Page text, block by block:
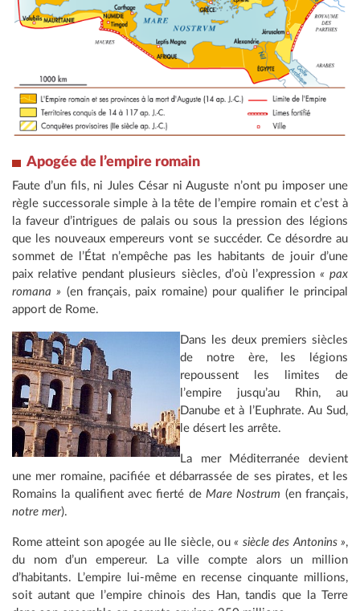
Apogée de l’empire romain
Faute d’un fils, ni Jules César ni Auguste n’ont pu imposer une
règle successorale simple à la tête de l’empire romain et c’est à
la faveur d’intrigues de palais ou sous la pression des légions
que les nouveaux empereurs vont se succéder. Ce désordre au
sommet de l’État n’empêche pas les habitants de jouir d’une
paix relative pendant plusieurs siècles, d’où l’expression « pax
romana » (en français, paix romaine) pour qualifier le principal
apport de Rome.
Dans les deux premiers siècles
de notre ère, les légions
repoussent les limites de
l’empire jusqu’au Rhin, au
Danube et à l’Euphrate. Au Sud,
le désert les arrête.
La mer Méditerranée devient
une mer romaine, pacifiée et débarrassée de ses pirates, et les
Romains la qualifient avec fierté de Mare Nostrum (en français,
notre mer).
Rome atteint son apogée au IIe siècle, ou« siècle des Antonins »,
du nom d’un empereur. La ville compte alors un million
d’habitants. L’empire lui-même en recense cinquante millions,
soit autant que l’empire chinois des Han, tandis que la Terre